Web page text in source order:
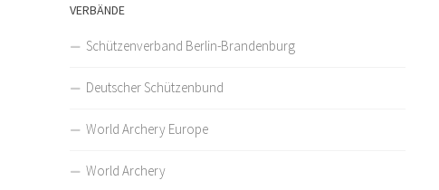
VERBÄNDE
Schützenverband Berlin-Brandenburg
Deutscher Schützenbund
World Archery Europe
World Archery